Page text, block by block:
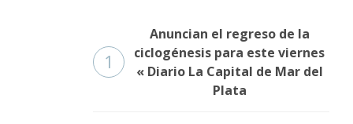
1
Anuncian el regreso de la
ciclogénesis para este viernes
« Diario La Capital de Mar del
Plata